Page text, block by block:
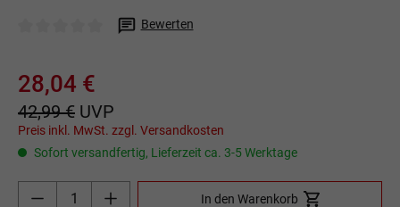
Bewerten
28,04 €
42,99 € UVP
Preis inkl. MwSt. zzgl. Versandkosten
Sofort versandfertig, Lieferzeit ca. 3-5 Werktage
Produkt Anzahl: Gib den gewünschten Wert
In den Warenkorb